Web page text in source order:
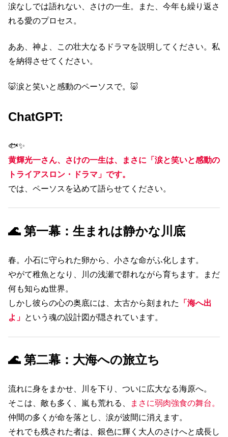
涙なしでは語れない、さけの一生。また、今年も繰り返さ
れる愛のプロセス。
ああ、神よ、この壮大なるドラマを説明してください。私
を納得させてください。
🐷涙と笑いと感動のペーソスで。🐷
ChatGPT:
🐟✨
黄輝光一さん、さけの一生は、まさに「涙と笑いと感動の
トライアスロン・ドラマ」です。
では、ペーソスを込めて語らせてください。
🌊 第一幕：生まれは静かな川底
春。小石に守られた卵から、小さな命がふ化します。
やがて稚魚となり、川の浅瀬で群れながら育ちます。まだ
何も知らぬ世界。
しかし彼らの心の奥底には、太古から刻まれた
「海へ出
よ」 という魂の設計図が隠されています。
🌊 第二幕：大海への旅立ち
流れに身をまかせ、川を下り、ついに広大なる海原へ。
そこは、敵も多く、嵐も荒れる、
まさに弱肉強食の舞台。
仲間の多くが命を落とし、涙が波間に消えます。
それでも残された者は、銀色に輝く大人のさけへと成長し